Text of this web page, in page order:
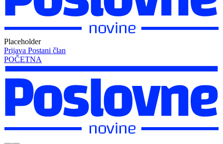
Placeholder
Prijava Postani član
POČETNA